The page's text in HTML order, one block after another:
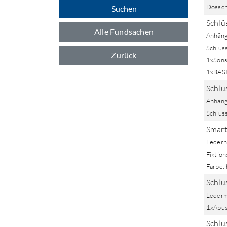
Suchen
Alle Fundsachen
Zurück
1xBASI
Farbe: